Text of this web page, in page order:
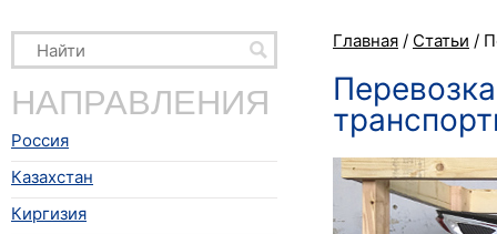
НАПРАВЛЕНИЯ
Россия
Казахстан
Киргизия
Главная / Статьи /